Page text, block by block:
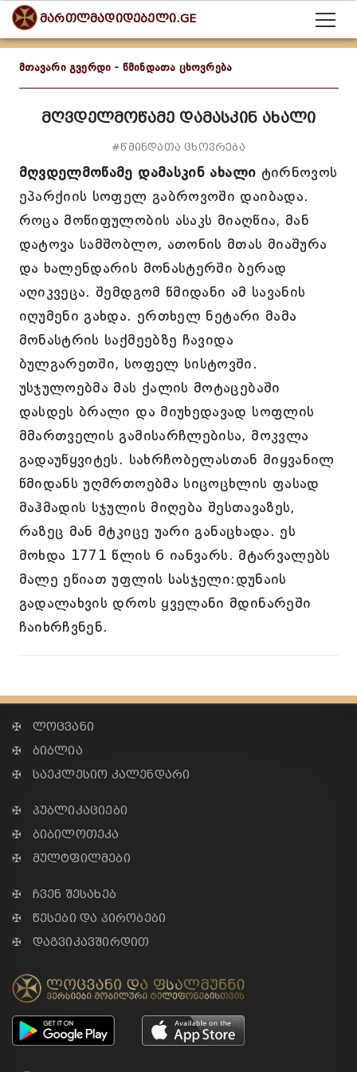
მართლმადიდებელი.GE
მთავარი გვერდი - წმინდათა ცხოვრება
მღვდელმოწამე დამასკინ ახალი
#წმინდათა ცხოვრება
მღვდელმოწამე დამასკინ ახალი ტირნოვოს
ეპარქიის სოფელ გაბროვოში დაიბადა.
როცა მოწიფულობის ასაკს მიაღწია, მან
დატოვა სამშობლო, ათონის მთას მიაშურა
და ხალენდარის მონასტერში ბერად
აღიკვეცა. შემდგომ წმიდანი ამ სავანის
იღუმენი გახდა. ერთხელ ნეტარი მამა
მონასტრის საქმეებზე ჩავიდა
ბულგარეთში, სოფელ სისტოვში.
უსჯულოებმა მას ქალის მოტაცებაში
დასდეს ბრალი და მიუხედავად სოფლის
მმართველის გამისარჩლებისა, მოკვლა
გადაუწყვიტეს. სახრჩობელასთან მიყვანილ
წმიდანს უღმრთოებმა სიცოცხლის ფასად
მაჰმადის სჯულის მიღება შესთავაზეს,
რაზეც მან მტკიცე უარი განაცხადა. ეს
მოხდა 1771 წლის 6 იანვარს. მტარვალებს
მალე ეწიათ უფლის სასჯელი:დუნაის
გადალახვის დროს ყველანი მდინარეში
ჩაიხრჩვნენ.
✠ ლოცვანი
✠ ბიბლია
✠ საეკლესიო კალენდარი
✠ პუბლიკაციები
✠ ბიბილოთეკა
✠ მულტფილმები
✠ ჩვენ შესახებ
✠ წესები და პირობები
✠ დაგვიკავშირდით